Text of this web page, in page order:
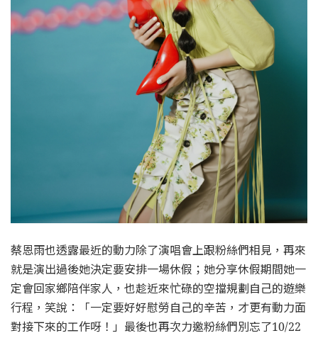
蔡恩雨也透露最近的動力除了演唱會上跟粉絲們相見，再來
就是演出過後她決定要安排一場休假；她分享休假期間她一
定會回家鄉陪伴家人，也趁近來忙碌的空擋規劃自己的遊樂
行程，笑說：「一定要好好慰勞自己的辛苦，才更有動力面
對接下來的工作呀！」最後也再次力邀粉絲們別忘了10/22